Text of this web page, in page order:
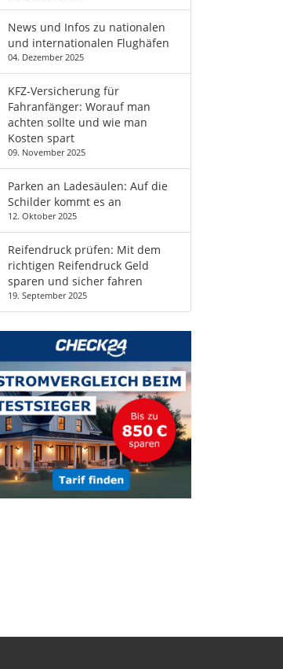
News und Infos zu nationalen
und internationalen Flughäfen
04. Dezember 2025
KFZ-Versicherung für
Fahranfänger: Worauf man
achten sollte und wie man
Kosten spart
09. November 2025
Parken an Ladesäulen: Auf die
Schilder kommt es an
12. Oktober 2025
Reifendruck prüfen: Mit dem
richtigen Reifendruck Geld
sparen und sicher fahren
19. September 2025